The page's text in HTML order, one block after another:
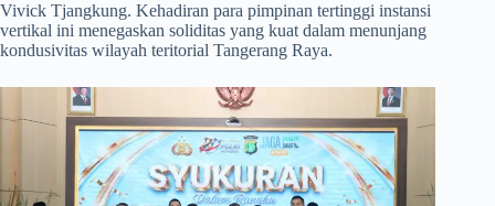
Vivick Tjangkung. Kehadiran para pimpinan tertinggi instansi
vertikal ini menegaskan soliditas yang kuat dalam menunjang
kondusivitas wilayah teritorial Tangerang Raya.